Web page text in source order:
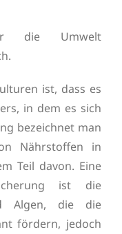
die Umwelt
ist, dass es
in dem es sich
bezeichnet man
Nährstoffen in
Teil davon. Eine
ist die
Algen, die die
fördern, jedoch